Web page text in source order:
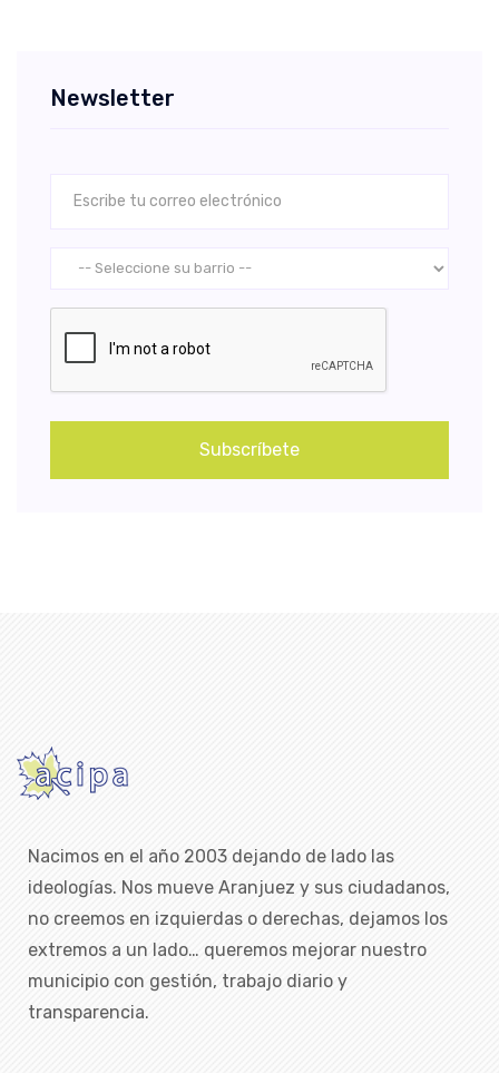
Newsletter
Subscríbete
Nacimos en el año 2003 dejando de lado las
ideologías. Nos mueve Aranjuez y sus ciudadanos,
no creemos en izquierdas o derechas, dejamos los
extremos a un lado… queremos mejorar nuestro
municipio con gestión, trabajo diario y
transparencia.